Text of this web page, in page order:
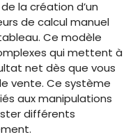
la création d’un
de calcul manuel
Ce modèle
qui mettent à
net dès que vous
vente. Ce système
aux manipulations
différents